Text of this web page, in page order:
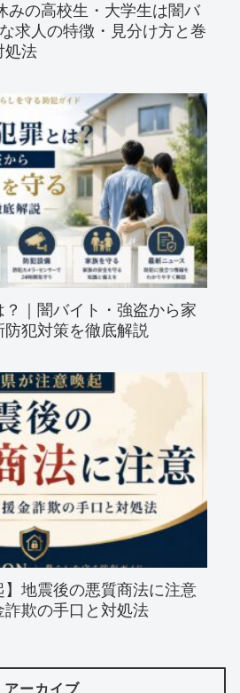
みの高校生・大学生は闇バ
求人の特徴・見分け方と巻
処法
？｜闇バイト・強盗から家
犯対策を徹底解説
】地震後の悪質商法に注意
詐欺の手口と対処法
アーカイブ